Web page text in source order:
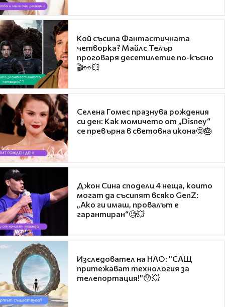
Кой съсипа Фантастичната
четворка? Майлс Телър
проговаря десетилетие по-късно
🎬👀💥
Селена Гомес празнува рождения
си ден: Как момичето от „Disney“
се превърна в световна икона🤩🎂
Джон Сина сподели 4 неща, които
могат да съсипят всяко GenZ:
„Ако ги имаш, провалът е
гарантиран“🧐💥
Изследовател на НЛО: "САЩ
притежават технология за
телепортация!"😯💥